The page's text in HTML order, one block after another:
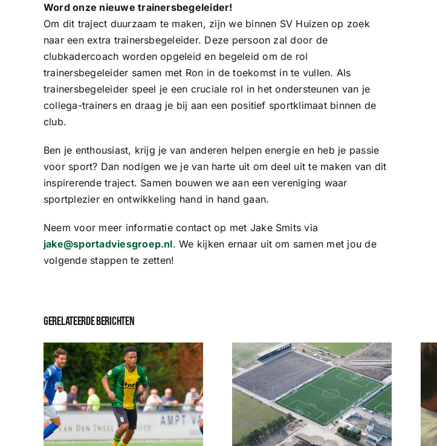
Word onze nieuwe trainersbegeleider!
Om dit traject duurzaam te maken, zijn we binnen SV Huizen op zoek
naar een extra trainersbegeleider. Deze persoon zal door de
clubkadercoach worden opgeleid en begeleid om de rol
trainersbegeleider samen met Ron in de toekomst in te vullen. Als
trainersbegeleider speel je een cruciale rol in het ondersteunen van je
collega-trainers en draag je bij aan een positief sportklimaat binnen de
club.
Ben je enthousiast, krijg je van anderen helpen energie en heb je passie
voor sport? Dan nodigen we je van harte uit om deel uit te maken van dit
inspirerende traject. Samen bouwen we aan een vereniging waar
sportplezier en ontwikkeling hand in hand gaan.
Neem voor meer informatie contact op met Jake Smits via
jake@sportadviesgroep.nl. We kijken ernaar uit om samen met jou de
volgende stappen te zetten!
Gerelateerde berichten